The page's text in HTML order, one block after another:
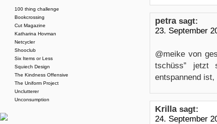
petra sagt:
23. September
@meike von
tschüss” jetzt
entspannend
Krilla sagt:
24. September
100 thing challenge
Bookcrossing
Cut Magazine
Katharina Hovman
Netcycler
Shooclub
Six Items or Less
Squiech Design
The Kindness Offensive
The Uniform Project
Unclutterer
Unconsumption